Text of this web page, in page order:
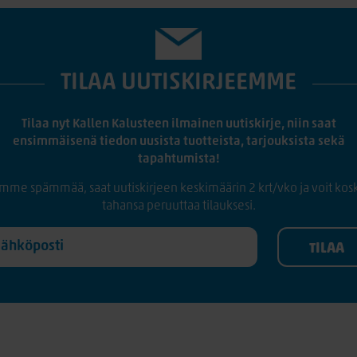
TILAA UUTISKIRJEEMME
Tilaa nyt Kallen Kalusteen ilmainen uutiskirje, niin saat
ensimmäisenä tiedon uusista tuotteista, tarjouksista sekä
tapahtumista!
spämmää, saat uutiskirjeen keskimäärin 2 krt/vko ja voit
tahansa peruuttaa tilauksesi.